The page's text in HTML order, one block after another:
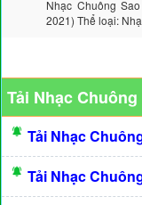
Nhạc Chuông
2021) Thể loại:
Tải Nhạc
Tải Nhạc
Tải Nhạc